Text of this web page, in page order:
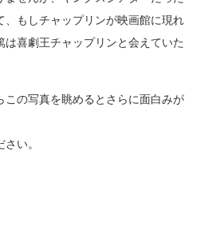
、もしチャップリンが映画館に現れ
は喜劇王チャップリンと会えていた
この写真を眺めるとさらに面白みが
い。